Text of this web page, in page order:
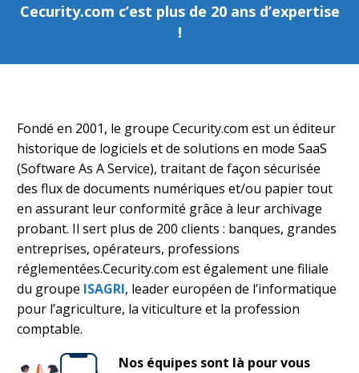
Cecurity.com c’est plus de 20 ans d’expertise
!
Fondé en 2001, le groupe Cecurity.com est un éditeur
historique de logiciels et de solutions en mode SaaS
(Software As A Service), traitant de façon sécurisée
des flux de documents numériques et/ou papier tout
en assurant leur conformité grâce à leur archivage
probant. Il sert plus de 200 clients : banques, grandes
entreprises, opérateurs, professions
réglementées.Cecurity.com est également une filiale
du groupe ISAGRI, leader européen de l’informatique
pour l’agriculture, la viticulture et la profession
comptable.
Nos équipes sont là pour vous